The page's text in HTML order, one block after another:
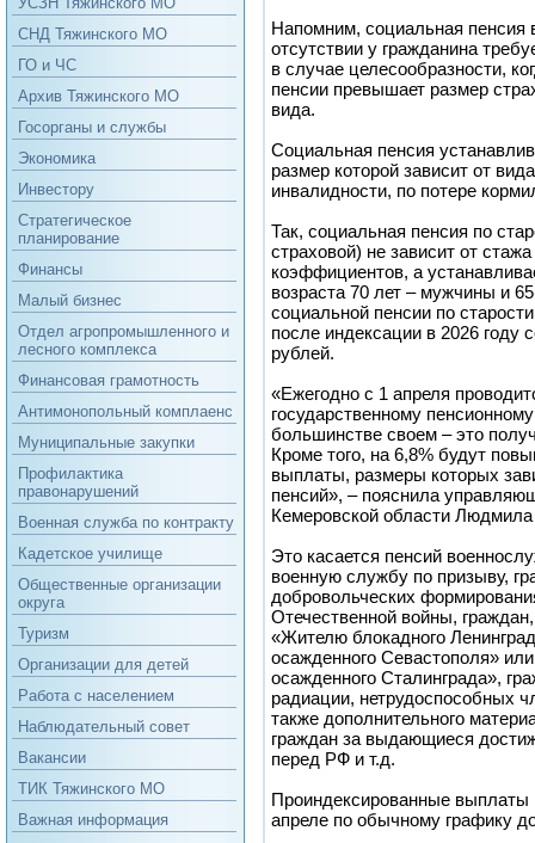
СНД Тяжинского МО
ГО и ЧС
Архив Тяжинского МО
Госорганы и службы
Экономика
Инвестору
Стратегическое
планирование
Финансы
Малый бизнес
Отдел агропромышленного и
лесного комплекса
Финансовая грамотность
Антимонопольный комплаенс
Муниципальные закупки
Профилактика
правонарушений
Военная служба по контракту
Кадетское училище
Общественные организации
округа
Туризм
Организации для детей
Работа с населением
Наблюдательный совет
Вакансии
ТИК Тяжинского МО
Важная информация
Напомним, социальная пенсия
отсутствии у гражданина
в случае целесообразности,
пенсии превышает размер
вида.
Социальная пенсия
размер которой зависит от
инвалидности, по потере
Так, социальная пенсия по
страховой) не зависит от
коэффициентов, а
возраста 70 лет – мужчины и
социальной пенсии по
после индексации в 2026 году
рублей.
«Ежегодно с 1 апреля
государственному
большинстве своем – это
Кроме того, на 6,8% будут
выплаты, размеры которых
пенсий», – пояснила
Кемеровской области
Это касается пенсий
военную службу по призыву,
добровольческих
Отечественной войны,
«Жителю блокадного
осажденного Севастополя»
осажденного Сталинграда»,
радиации, нетрудоспособных
также дополнительного
граждан за выдающиеся
перед РФ и т.д.
Проиндексированные выплаты
апреле по обычному графику